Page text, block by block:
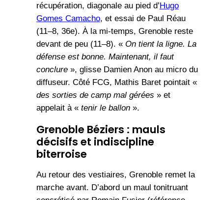
récupération, diagonale au pied d’Hugo
Gomes Camacho, et essai de Paul Réau
(11–8, 36e). À la mi-temps, Grenoble reste
devant de peu (11–8). « On tient la ligne. La
défense est bonne. Maintenant, il faut
conclure», glisse Damien Anon au micro du
diffuseur. Côté FCG, Mathis Baret pointait «
des sorties de camp mal gérées » et
appelait à « tenir le ballon».
Grenoble Béziers : mauls
décisifs et indiscipline
biterroise
Au retour des vestiaires, Grenoble remet la
marche avant. D’abord un maul tonitruant